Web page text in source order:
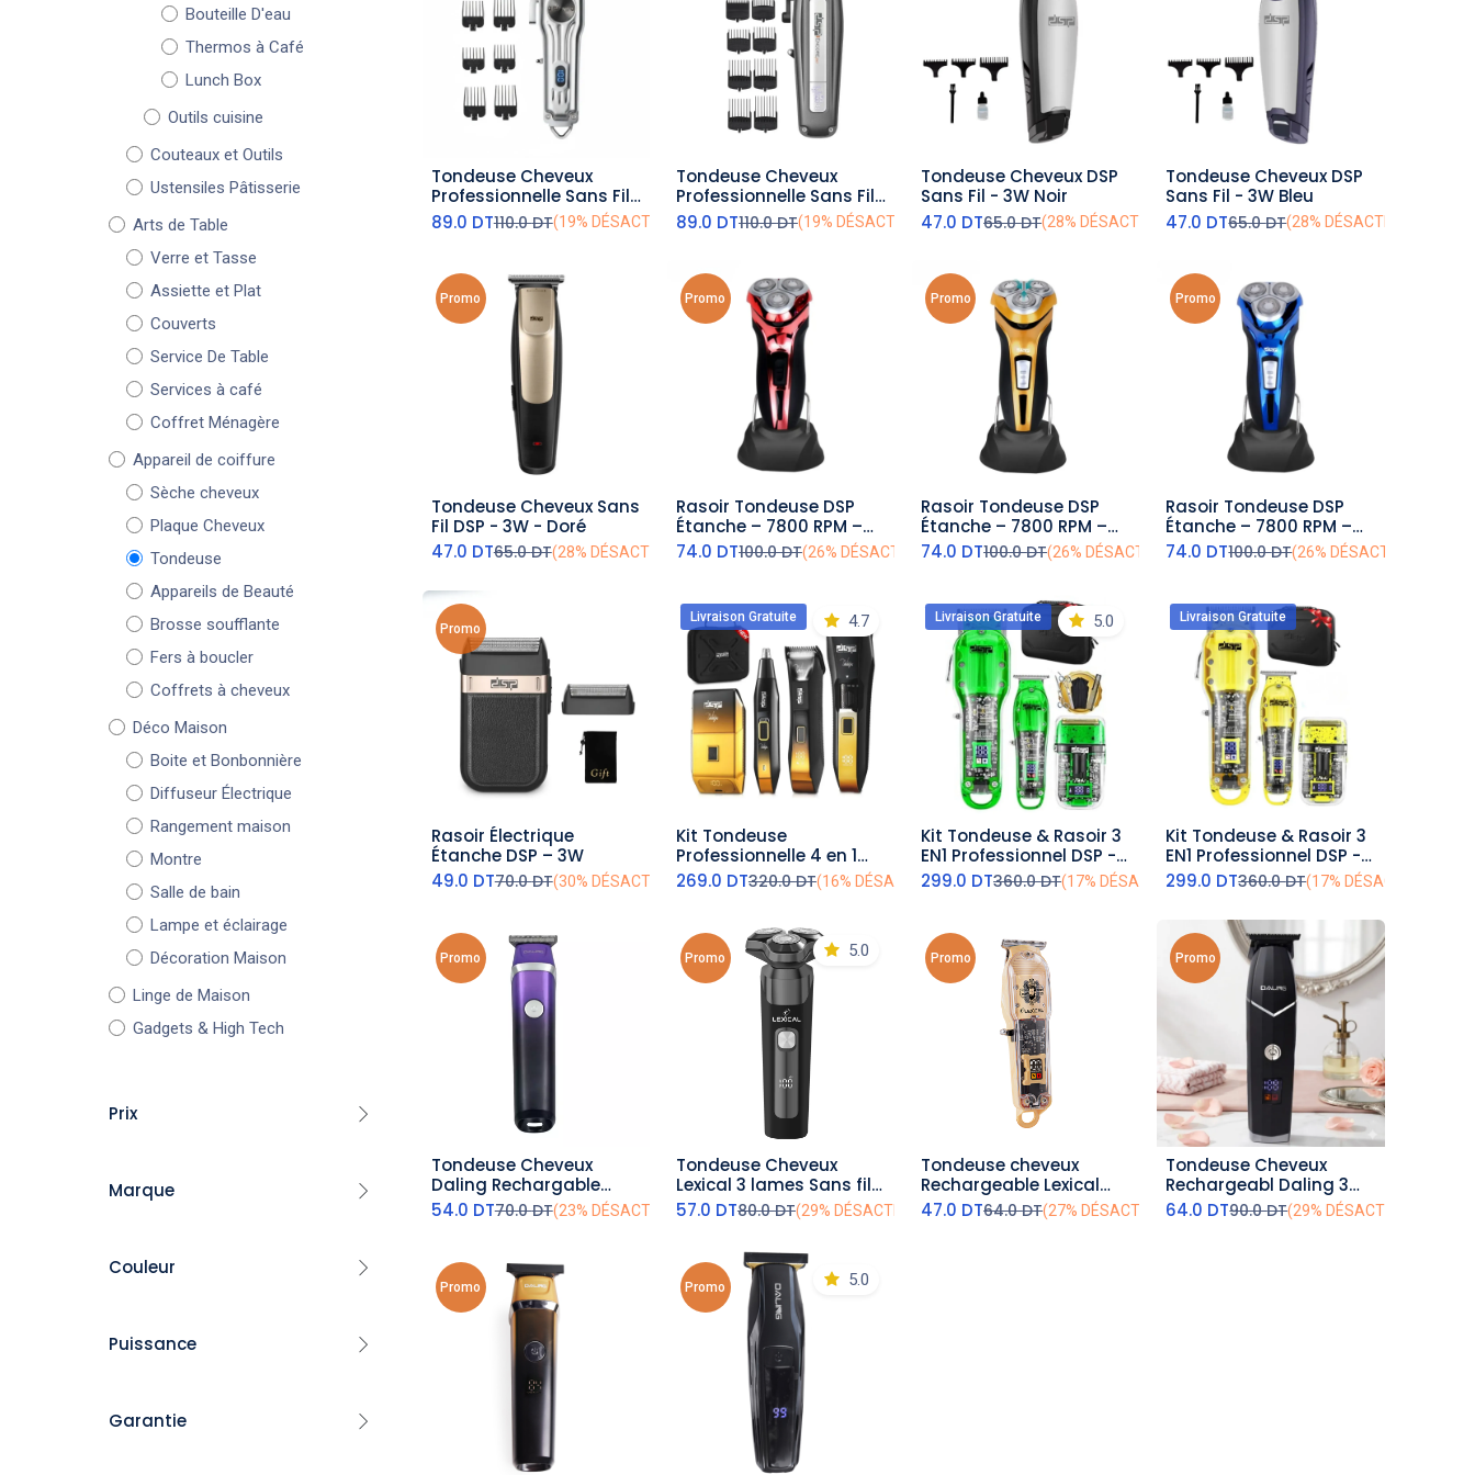
Bouteille D'eau
Thermos à Café
Lunch Box
Outils cuisine
Couteaux et Outils
Ustensiles Pâtisserie
Arts de Table
Verre et Tasse
Assiette et Plat
Couverts
Service De Table
Services à café
Coffret Ménagère
Appareil de coiffure
Sèche cheveux
Plaque Cheveux
Tondeuse
Appareils de Beauté
Brosse soufflante
Fers à boucler
Coffrets à cheveux
Déco Maison
Boite et Bonbonnière
Diffuseur Électrique
Rangement maison
Montre
Salle de bain
Lampe et éclairage
Décoration Maison
Linge de Maison
Gadgets & High Tech
Prix
FILTRE
Marque
Luminarc
​Hascevher
Arian
Couleur
Rouge
Puissance
120 Watt
Garantie
ajouter au panier
Tondeuse Cheveux
Professionnelle Sans Fil
DSP Argent – 6500RPM -
5W
89.0 DT110.0DT(19% DÉSACTIVÉ)
ajouter au panier
Tondeuse Cheveux
Professionnelle Sans Fil
DSP 7000RPM – 5W
89.0 DT110.0DT(19% DÉSACTIVÉ)
ajouter au panier
Tondeuse Cheveux DSP
Sans Fil - 3W Noir
47.0 DT65.0DT(28% DÉSACTIVÉ)
ajouter au panier
Tondeuse Cheveux DSP
Sans Fil - 3W Bleu
47.0 DT65.0DT(28% DÉSACTIVÉ)
Promo
ajouter au panier
Tondeuse Cheveux Sans
Fil DSP - 3W - Doré
47.0 DT65.0DT(28% DÉSACTIVÉ)
Promo
ajouter au panier
Rasoir Tondeuse DSP
Étanche – 7800 RPM –
5W – Rouge
74.0 DT100.0DT(26% DÉSACTIVÉ)
Promo
ajouter au panier
Rasoir Tondeuse DSP
Étanche – 7800 RPM –
5W – Orangé
74.0 DT100.0DT(26% DÉSACTIVÉ)
Promo
ajouter au panier
Rasoir Tondeuse DSP
Étanche – 7800 RPM –
5W – Bleu
74.0 DT100.0DT(26% DÉSACTIVÉ)
Promo
ajouter au panier
Rasoir Électrique
Étanche DSP – 3W
49.0 DT70.0DT(30% DÉSACTIVÉ)
Livraison Gratuite 4.7
ajouter au panier
Kit Tondeuse
Professionnelle 4 en 1
DSP – 5W- Noir Doré
269.0 DT320.0DT(16% DÉSACTIVÉ)
Livraison Gratuite 5.0
ajouter au panier
Kit Tondeuse & Rasoir 3
EN1 Professionnel DSP -
8W - Vert
299.0 DT360.0DT(17% DÉSACTIVÉ)
Livraison Gratuite
ajouter au panier
Kit Tondeuse & Rasoir 3
EN1 Professionnel DSP -
8W - Jaune
299.0 DT360.0DT(17% DÉSACTIVÉ)
Promo
ajouter au panier
Tondeuse Cheveux
Daling Rechargable
Professionnel 5W Violet
54.0 DT70.0DT(23% DÉSACTIVÉ)
Promo 5.0
ajouter au panier
Tondeuse Cheveux
Lexical 3 lames Sans fil
Noir
57.0 DT80.0DT(29% DÉSACTIVÉ)
Promo
ajouter au panier
Tondeuse cheveux
Rechargeable Lexical
Beige
47.0 DT64.0DT(27% DÉSACTIVÉ)
Promo
ajouter au panier
Tondeuse Cheveux
Rechargeabl Daling 3
W- Noir
64.0 DT90.0DT(29% DÉSACTIVÉ)
Promo Promo 5.0